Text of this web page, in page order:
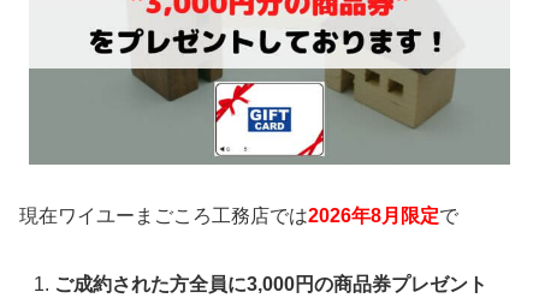
現在ワイユーまごころ工務店では2026年8月限定で
ご成約された方全員に3,000円の商品券プレゼント